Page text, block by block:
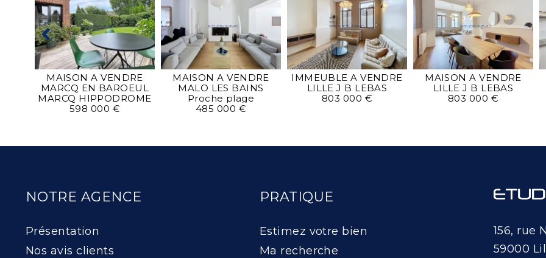
MAISON A VENDRE
MARCQ EN BAROEUL
MARCQ HIPPODROME
598 000 €
MAISON A VENDRE
MALO LES BAINS
Proche plage
485 000 €
IMMEUBLE A VENDRE
LILLE J B LEBAS
803 000 €
MAISON A VENDRE
LILLE J B LEBAS
803 000 €
NOTRE AGENCE
Présentation
Nos avis clients
PRATIQUE
Estimez votre bien
Ma recherche
156, rue
59000